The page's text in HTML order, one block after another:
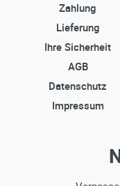
Zahlung
Lieferung
Ihre Sicherheit
AGB
Datenschutz
Impressum